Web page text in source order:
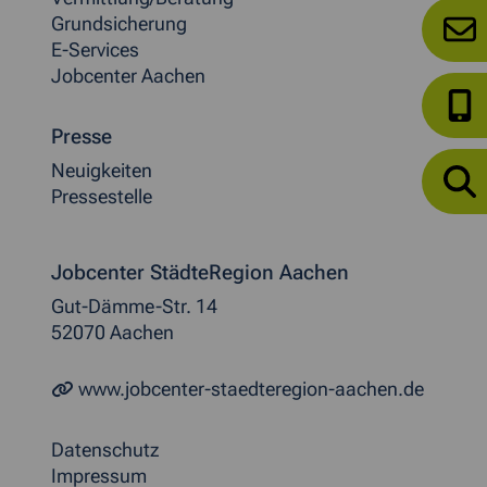
Grundsicherung
E-Services
Jobcenter Aachen
Presse
Neuigkeiten
Pressestelle
Jobcenter StädteRegion Aachen
Gut-Dämme-Str. 14
52070 Aachen
www.jobcenter-staedteregion-aachen.de
Datenschutz
Impressum